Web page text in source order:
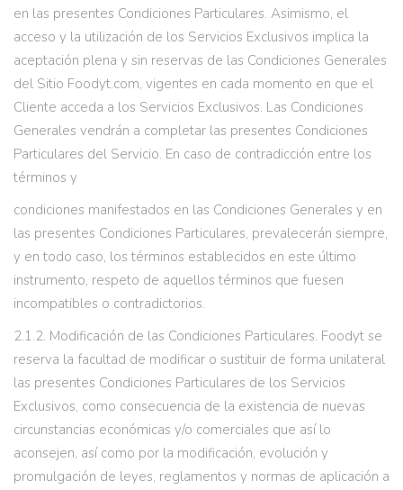
en las presentes Condiciones Particulares. Asimismo, el
acceso y la utilización de los Servicios Exclusivos implica la
aceptación plena y sin reservas de las Condiciones Generales
del Sitio Foodyt.com, vigentes en cada momento en que el
Cliente acceda a los Servicios Exclusivos. Las Condiciones
Generales vendrán a completar las presentes Condiciones
Particulares del Servicio. En caso de contradicción entre los
términos y
condiciones manifestados en las Condiciones Generales y en
las presentes Condiciones Particulares, prevalecerán siempre,
y en todo caso, los términos establecidos en este último
instrumento, respeto de aquellos términos que fuesen
incompatibles o contradictorios.
2.1.2. Modificación de las Condiciones Particulares. Foodyt se
reserva la facultad de modificar o sustituir de forma unilateral
las presentes Condiciones Particulares de los Servicios
Exclusivos, como consecuencia de la existencia de nuevas
circunstancias económicas y/o comerciales que así lo
aconsejen, así como por la modificación, evolución y
promulgación de leyes, reglamentos y normas de aplicación a